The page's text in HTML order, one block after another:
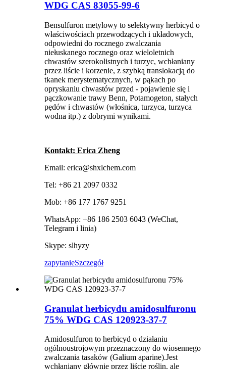
WDG CAS 83055-99-6
Bensulfuron metylowy to selektywny herbicyd o
właściwościach przewodzących i układowych,
odpowiedni do rocznego zwalczania
niełuskanego rocznego oraz wieloletnich
chwastów szerokolistnych i turzyc, wchłaniany
przez liście i korzenie, z szybką translokacją do
tkanek merystematycznych, w pąkach po
opryskaniu chwastów przed - pojawienie się i
pączkowanie trawy Benn, Potamogeton, stałych
pędów i chwastów (włośnica, turzyca, turzyca
wodna itp.) z dobrymi wynikami.
Kontakt: Erica Zheng
Email: erica@shxlchem.com
Tel: +86 21 2097 0332
Mob: +86 177 1767 9251
WhatsApp: +86 186 2503 6043 (WeChat,
Telegram i linia)
Skype: slhyzy
zapytanieSzczegół
Granulat herbicydu amidosulfuronu
75% WDG CAS 120923-37-7
Amidosulfuron to herbicyd o działaniu
ogólnoustrojowym przeznaczony do wiosennego
zwalczania tasaków (Galium aparine).Jest
wchłaniany głównie przez liście roślin, ale